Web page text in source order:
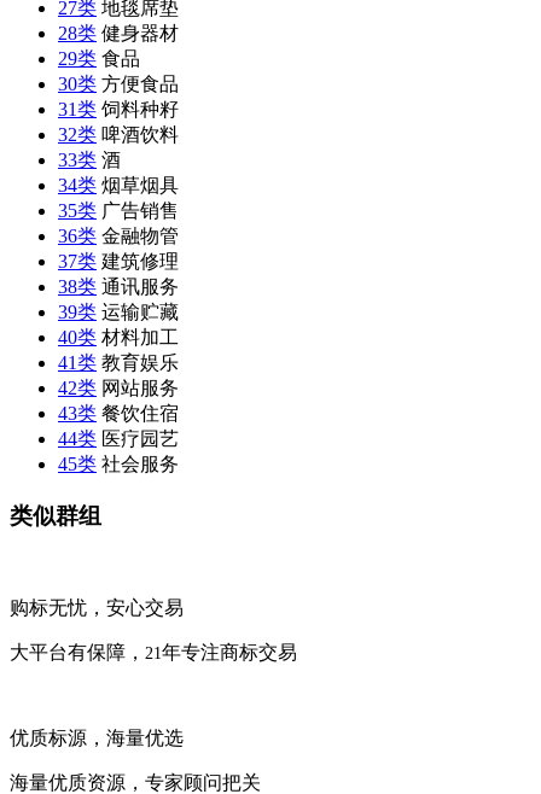
27类 地毯席垫
28类 健身器材
29类 食品
30类 方便食品
31类 饲料种籽
32类 啤酒饮料
33类 酒
34类 烟草烟具
35类 广告销售
36类 金融物管
37类 建筑修理
38类 通讯服务
39类 运输贮藏
40类 材料加工
41类 教育娱乐
42类 网站服务
43类 餐饮住宿
44类 医疗园艺
45类 社会服务
类似群组
购标无忧，安心交易
大平台有保障， 21年专注商标交易
优质标源，海量优选
海量优质资源，专家顾问把关